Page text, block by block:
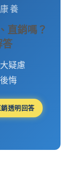
養
直銷嗎？
答
疑慮
悔
透明回答